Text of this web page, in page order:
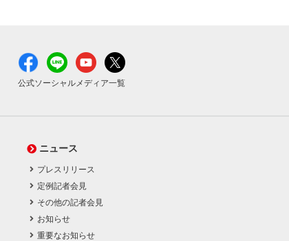
公式ソーシャルメディア一覧
ニュース
プレスリリース
定例記者会見
その他の記者会見
お知らせ
重要なお知らせ